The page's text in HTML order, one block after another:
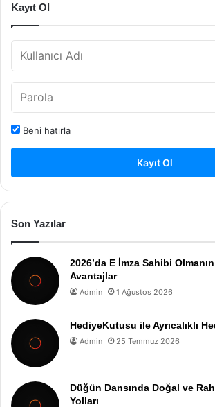
Kayıt Ol
Beni hatırla
Kayıt Ol
Son Yazılar
2026’da E İmza Sahibi Olmanın
Avantajlar
Admin 1 Ağustos 2026
HediyeKutusu ile Ayrıcalıklı
Admin 25 Temmuz 2026
Düğün Dansında Doğal ve
Yolları